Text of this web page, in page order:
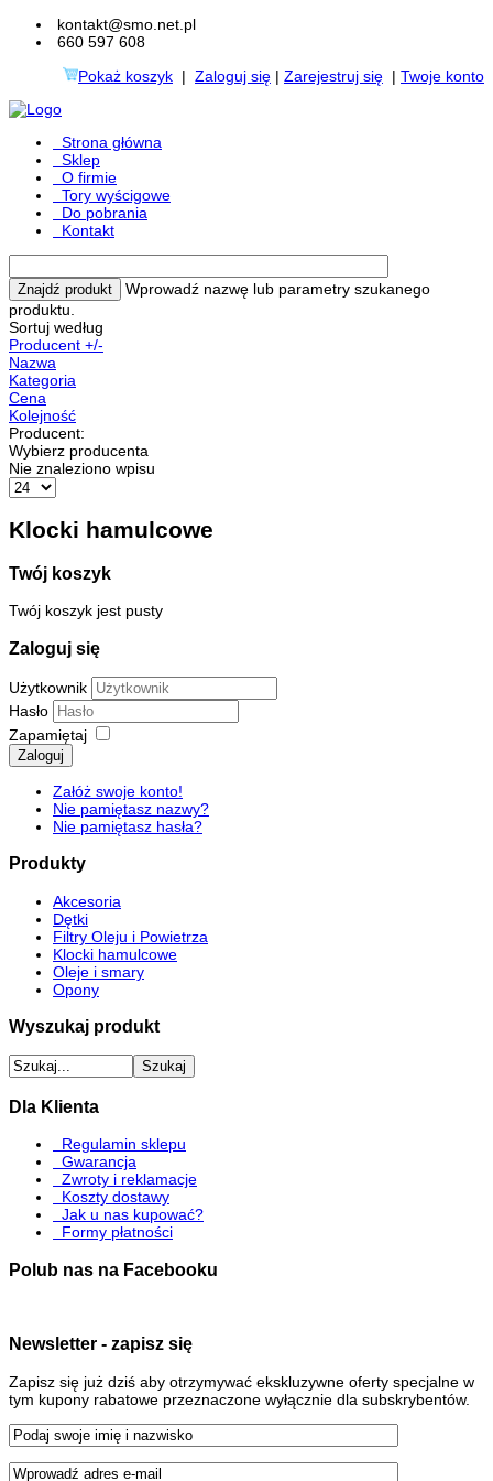
kontakt@smo.net.pl
660 597 608
Pokaż koszyk | Zaloguj się | Zarejestruj się | Twoje konto
Strona główna
Sklep
O firmie
Tory wyścigowe
Do pobrania
Kontakt
Wprowadź nazwę lub parametry szukanego
produktu.
Sortuj według
Producent +/-
Nazwa
Kategoria
Cena
Kolejność
Producent:
Wybierz producenta
Nie znaleziono wpisu
Klocki hamulcowe
Twój koszyk
Twój koszyk jest pusty
Zaloguj się
Użytkownik
Hasło
Zapamiętaj
Zaloguj
Załóż swoje konto!
Nie pamiętasz nazwy?
Nie pamiętasz hasła?
Produkty
Akcesoria
Dętki
Filtry Oleju i Powietrza
Klocki hamulcowe
Oleje i smary
Opony
Wyszukaj produkt
Dla Klienta
Regulamin sklepu
Gwarancja
Zwroty i reklamacje
Koszty dostawy
Jak u nas kupować?
Formy płatności
Polub nas na Facebooku
Newsletter - zapisz się
Zapisz się już dziś aby otrzymywać ekskluzywne oferty specjalne w
tym kupony rabatowe przeznaczone wyłącznie dla subskrybentów.